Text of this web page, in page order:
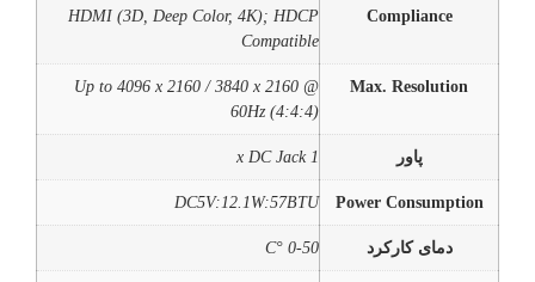
Compliance
HDMI (3D, Deep Color, 4K); HDCP
Compatible
Max. Resolution
Up to 4096 x 2160 / 3840 x 2160 @
60Hz (4:4:4)
پاور 1 x DC Jack
Power Consumption
DC5V:12.1W:57BTU
دمای کارکرد 0-50 °C